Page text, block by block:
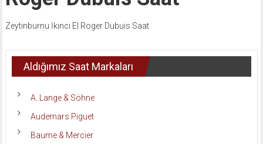
Zeytinburnu İkinci El Roger Dubuis Saat
Aldığımız Saat Markaları
A. Lange & Söhne
Audemars Piguet
Baume & Mercier